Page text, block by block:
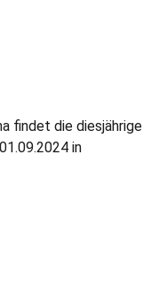
findet die diesjährige
in